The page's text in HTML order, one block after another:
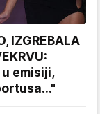
IZGREBALA
emisiji,